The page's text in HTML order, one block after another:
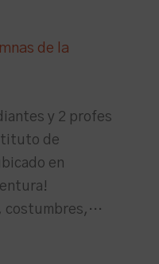
de la
y 2 profes
de
en
costumbres,…